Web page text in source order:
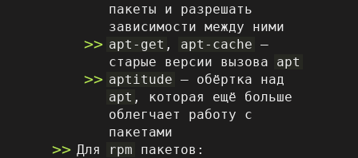
пакеты и разрешать
зависимости между ними
apt-get , apt-cache –
старые версии вызова apt
aptitude – обёртка над
apt , которая ещё больше
облегчает работу с
пакетами
Для
rpm пакетов: